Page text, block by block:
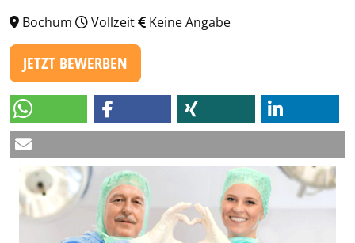
Bochum
Vollzeit Keine Angabe
JETZT BEWERBEN